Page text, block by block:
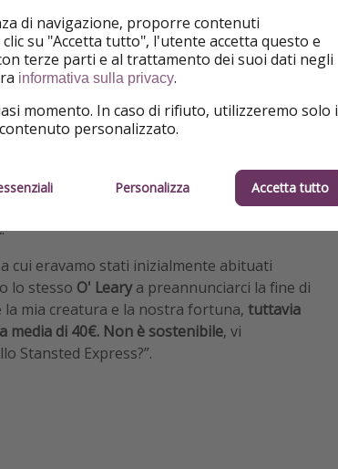
aumentati rispetto all'anno scorso,
secondo quanto dichiarato da Ryanair. In
è passato da 19 euro Pre-Covid ai 23
inesorabilmente
.
cui eravamo stati inizialmente abituati
lo stesso O' Learya preannunciarci la fine di
mia creatura e la nostra fortuna, tuttavia
media di 40€. Non è sostenibile, vi
Stansted Express?”.
di navigazione, proporre contenuti
su "Accetta tutto", l'utente accetta questo e
terze parti e al trattamento dei suoi dati negli
informativa sulla privacy.
momento. In caso di rifiuto, utilizzeremo solo i
personalizzato.
Personalizza Accetta tutto